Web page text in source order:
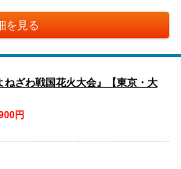
を見る
ねざわ戦国花火大会』【東京・大
円